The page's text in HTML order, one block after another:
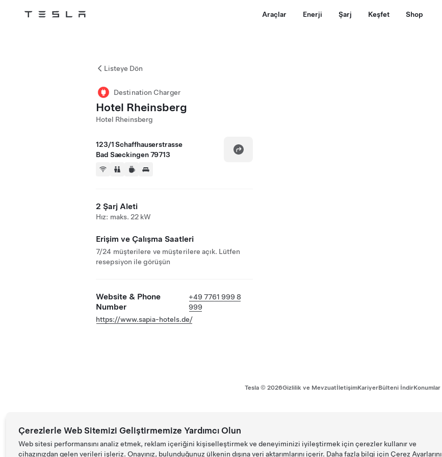
Tesla Araçlar Enerji Şarj Keşfet Shop
Listeye Dön
Destination Charger
Hotel Rheinsberg
Hotel Rheinsberg
123/1 Schaffhauserstrasse
Bad Saeckingen 79713
2 Şarj Aleti
Hız: maks. 22 kW
Erişim ve Çalışma Saatleri
7/24 müşterilere ve müşterilere açık. Lütfen
resepsiyon ile görüşün
Website & Phone
Number
+49 7761 999 8
999
https://www.sapia-hotels.de/
Tesla © 2026Gizlilik ve MevzuatİletişimKariyerBülteni İndirKonumlar
Çerezlerle Web Sitemizi Geliştirmemize Yardımcı Olun
Web sitesi performansını analiz etmek, reklam içeriğini kişiselleştirmek ve deneyiminizi iyileştirmek için çerezler kullanır ve
cihazınızdan gelen verileri işleriz. Onayınız, bulunduğunuz ülkenin dışına veri aktarımlarını içerir. Daha fazla bilgi için Çerez Ayarlarını